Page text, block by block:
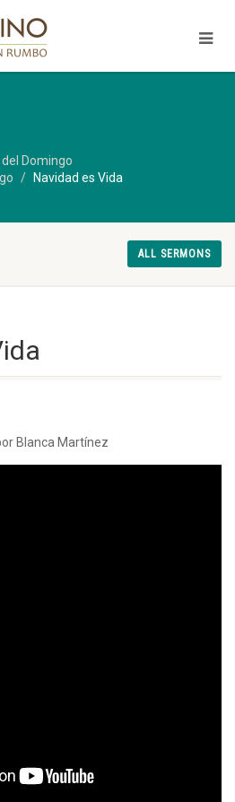
Domingo
Navidad es Vida
ALL SERMONS
Blanca Martínez